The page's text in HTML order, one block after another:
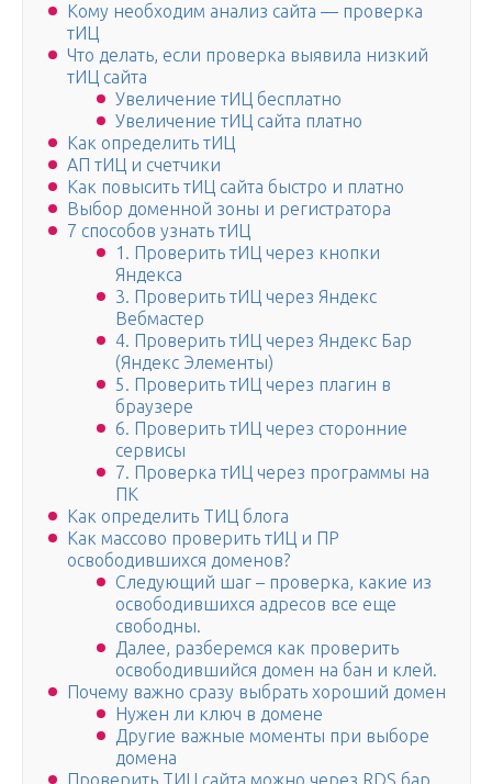
Кому необходим анализ сайта — проверка
тИЦ
Что делать, если проверка выявила низкий
тИЦ сайта
Увеличение тИЦ бесплатно
Увеличение тИЦ сайта платно
Как определить тИЦ
АП тИЦ и счетчики
Как повысить тИЦ сайта быстро и платно
Выбор доменной зоны и регистратора
7 способов узнать тИЦ
1. Проверить тИЦ через кнопки
Яндекса
3. Проверить тИЦ через Яндекс
Вебмастер
4. Проверить тИЦ через Яндекс Бар
(Яндекс Элементы)
5. Проверить тИЦ через плагин в
браузере
6. Проверить тИЦ через сторонние
сервисы
7. Проверка тИЦ через программы на
ПК
Как определить ТИЦ блога
Как массово проверить тИЦ и ПР
освободившихся доменов?
Следующий шаг – проверка, какие из
освободившихся адресов все еще
свободны.
Далее, разберемся как проверить
освободившийся домен на бан и клей.
Почему важно сразу выбрать хороший домен
Нужен ли ключ в домене
Другие важные моменты при выборе
домена
Проверить ТИЦ сайта можно через RDS бар